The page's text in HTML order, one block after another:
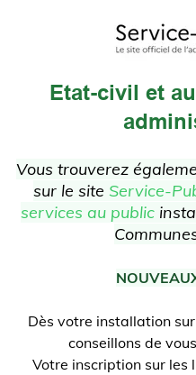
Etat-civil et
Vous trouverez
sur le site Service-
services au public
Dès votre installation
conseillons de
Votre inscription sur les